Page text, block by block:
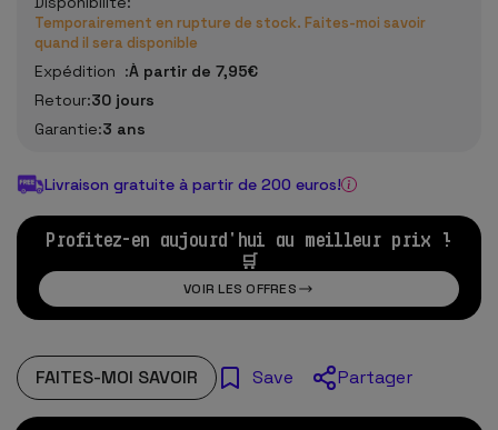
Temporairement en rupture de stock. Faites-moi savoir
quand il sera disponible
Expédition :À partir de 7,95€
Retour:30 jours
Garantie:3 ans
Livraison gratuite à partir de 200 euros!
Profitez-en aujourd'hui au meilleur prix !
🛒
VOIR LES OFFRES
FAITES-MOI SAVOIR Save Partager